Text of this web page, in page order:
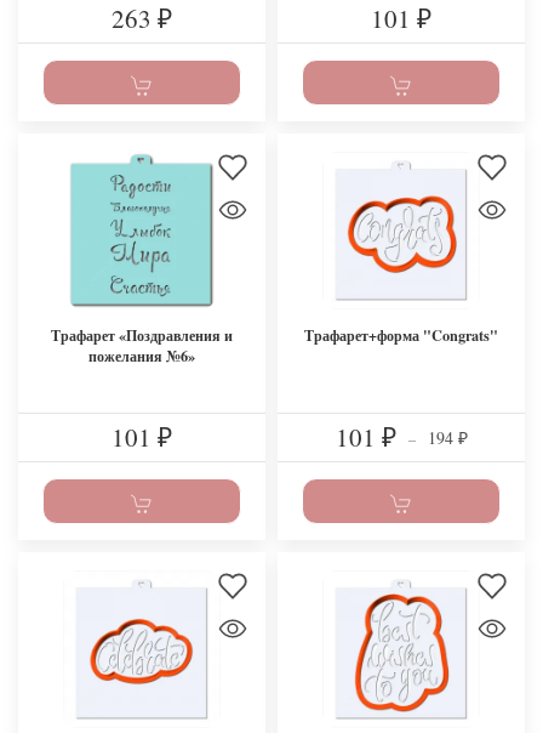
263 ₽ 101 ₽
Трафарет «Поздравления и
пожелания №6»
101 ₽
Трафарет+форма "Congrats"
101 ₽ – 194 ₽